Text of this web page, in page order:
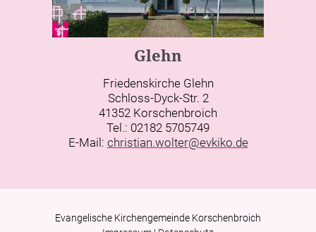
Glehn
Friedenskirche Glehn
Schloss-Dyck-Str. 2
41352 Korschenbroich
Tel.: 02182 5705749
E-Mail: christian.wolter@evkiko.de
Evangelische Kirchengemeinde Korschenbroich